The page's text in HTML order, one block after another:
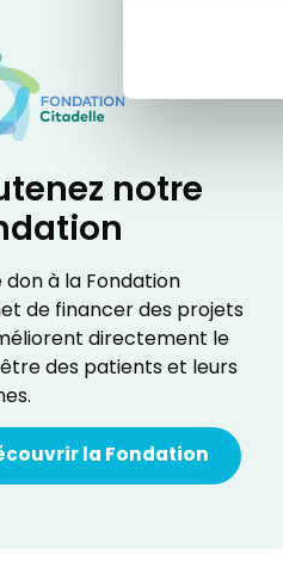
notre
à la Fondation
de financer des projets
directement le
des patients et leurs
la Fondation